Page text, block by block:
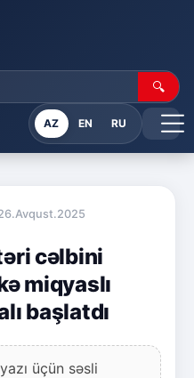
🔍
AZ EN RU
cəlbini
miqyaslı
başlatdı
üçün səsli